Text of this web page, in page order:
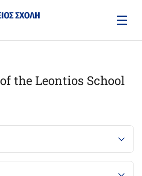
the Leontios School